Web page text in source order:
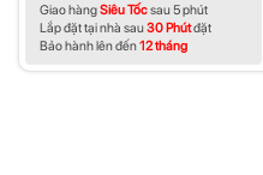
Giao hàngSiêu Tốcsau 5 phút
Lắp đặt tại nhà sau30 Phútđặt
Bảo hành lên đến12 tháng